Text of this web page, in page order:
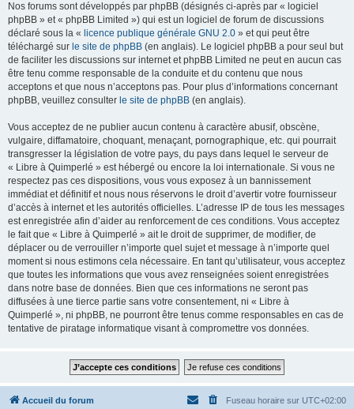
Nos forums sont développés par phpBB (désignés ci-après par « logiciel
phpBB » et « phpBB Limited ») qui est un logiciel de forum de discussions
déclaré sous la « licence publique générale GNU 2.0 » et qui peut être
téléchargé sur le site de phpBB (en anglais). Le logiciel phpBB a pour seul but
de faciliter les discussions sur internet et phpBB Limited ne peut en aucun cas
être tenu comme responsable de la conduite et du contenu que nous
acceptons et que nous n’acceptons pas. Pour plus d’informations concernant
phpBB, veuillez consulter le site de phpBB (en anglais).
Vous acceptez de ne publier aucun contenu à caractère abusif, obscène,
vulgaire, diffamatoire, choquant, menaçant, pornographique, etc. qui pourrait
transgresser la législation de votre pays, du pays dans lequel le serveur de
« Libre à Quimperlé » est hébergé ou encore la loi internationale. Si vous ne
respectez pas ces dispositions, vous vous exposez à un bannissement
immédiat et définitif et nous nous réservons le droit d’avertir votre fournisseur
d’accès à internet et les autorités officielles. L’adresse IP de tous les messages
est enregistrée afin d’aider au renforcement de ces conditions. Vous acceptez
le fait que « Libre à Quimperlé » ait le droit de supprimer, de modifier, de
déplacer ou de verrouiller n’importe quel sujet et message à n’importe quel
moment si nous estimons cela nécessaire. En tant qu’utilisateur, vous acceptez
que toutes les informations que vous avez renseignées soient enregistrées
dans notre base de données. Bien que ces informations ne seront pas
diffusées à une tierce partie sans votre consentement, ni « Libre à
Quimperlé », ni phpBB, ne pourront être tenus comme responsables en cas de
tentative de piratage informatique visant à compromettre vos données.
Accueil du forum Fuseau horaire sur UTC+02:00